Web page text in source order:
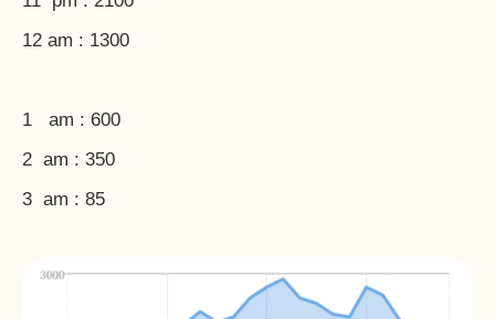
12 am : 1300
1 am : 600
2 am : 350
3 am : 85